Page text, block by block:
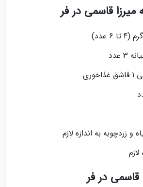
میرزا قاسمی در فر
عدد
و زردچوبه به اندازه لازم
قاسمی در فر